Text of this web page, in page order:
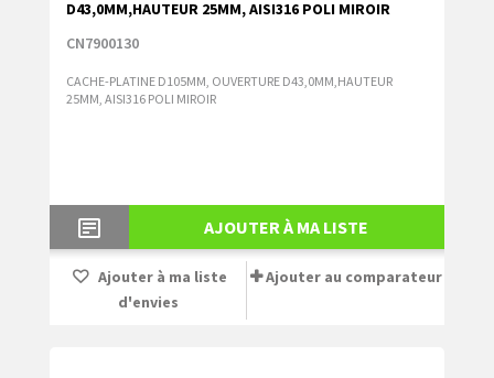
D43,0MM,HAUTEUR 25MM, AISI316 POLI MIROIR
CN7900130
CACHE-PLATINE D105MM, OUVERTURE D43,0MM,HAUTEUR
25MM, AISI316 POLI MIROIR
AJOUTER À MA LISTE
Ajouter à ma liste
d'envies
Ajouter au comparateur